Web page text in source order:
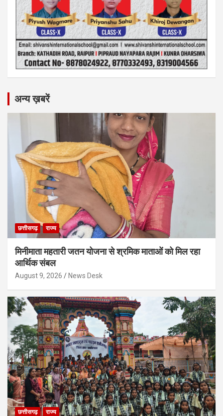
अन्य ख़बरें
छत्तीसगढ़ राज्य
मिनीमाता महतारी जतन योजना से श्रमिक माताओं को मिल रहा
आर्थिक संबल
August 9, 2026 News Desk
छत्तीसगढ़ राज्य